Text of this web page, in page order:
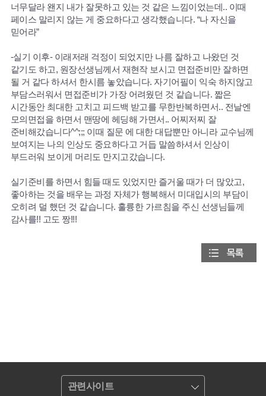
너무달라 왠지 내가 잘못하고 있는 것 같은 느낌이었는데.. 이때
페이스 말리지 않는 게 중요하다고 생각했습니다. “나 자신을
믿어라”
-실기 이후- 이래저래 걱정이 되었지만 나름 잘하고 나왔던 것
같기도 하고, 원장선생님께서 재현작 보시고 면접준비만 잘하면
될 거 같다 하셔서 한시름 놓았습니다. 자기어필이 익숙 하지않고
부담스러워서 면접준비가 가장 어려웠던 것 같습니다. 짧은
시간동안 최대한 고치고 피드백 받고를 무한반복하면서.. 전날엔
모의면접을 하면서 맨땅에 헤딩해 가면서.. 어찌저찌 잘
준비해갔습니다^^;;; 이때 질문 에 대한 대답뿐만 아니라 교수님께
보여지는 나의 인상도 중요하다고 거듭 말씀하셔서 인상이
부드러워 보이게 머리도 만지고갔습니다.
실기준비를 하면서 힘들 때도 있었지만 즐거울 때가 더 많았고,
좋아하는 것을 배우는 과정 자체가 행복해서 미대입시의 부담이
오히려 덜 했던 것 같습니다. 훌륭한 가르침을 주신 선생님들께
감사를!! 고도 짱!!!
관련사이트